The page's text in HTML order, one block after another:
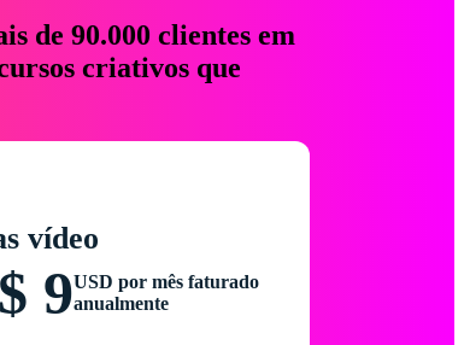
de 90.000 clientes em
criativos que
vídeo
9USD por mês faturado
anualmente